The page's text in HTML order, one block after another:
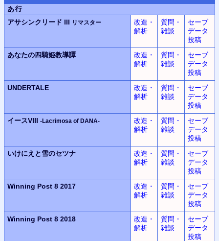
あ行
アサシンクリード III リマスター
改造・
解析
質問・
雑談
セーブ
データ
投稿
あなたの四騎姫教導譚
改造・
解析
質問・
雑談
セーブ
データ
投稿
UNDERTALE
改造・
解析
質問・
雑談
セーブ
データ
投稿
イースVIII -Lacrimosa of DANA-
改造・
解析
質問・
雑談
セーブ
データ
投稿
いけにえと雪のセツナ
改造・
解析
質問・
雑談
セーブ
データ
投稿
Winning Post 8 2017
改造・
解析
質問・
雑談
セーブ
データ
投稿
Winning Post 8 2018
改造・
解析
質問・
雑談
セーブ
データ
投稿